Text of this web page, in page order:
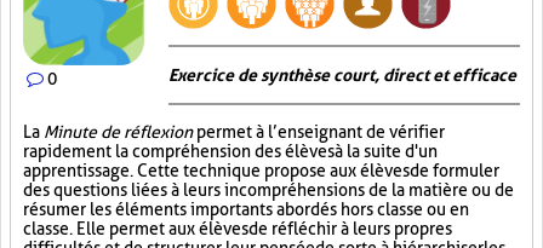
0 Exercice de synthèse court, direct et efficace
La Minute de réflexionpermet à l’enseignant de vérifier
rapidement la compréhension des élèves à la suite d'un
apprentissage. Cette technique propose aux élèves de formuler
des questions liées à leurs incompréhensions de la matière ou de
résumer les éléments importants abordés hors classe ou en
classe. Elle permet aux élèves de réfléchir à leurs propres